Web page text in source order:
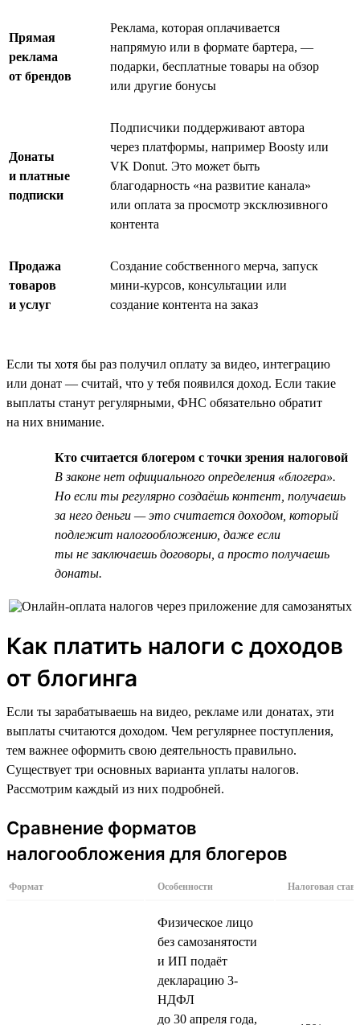
Прямая
реклама
от брендов
Реклама, которая оплачивается
напрямую или в формате бартера, —
подарки, бесплатные товары на обзор
или другие бонусы
Донаты
и платные
подписки
Подписчики поддерживают автора
через платформы, например Boosty или
VK Donut. Это может быть
благодарность «на развитие канала»
или оплата за просмотр эксклюзивного
контента
Продажа
товаров
и услуг
Создание собственного мерча, запуск
мини-курсов, консультации или
создание контента на заказ
Если ты хотя бы раз получил оплату за видео, интеграцию
или донат — считай, что у тебя появился доход. Если такие
выплаты станут регулярными, ФНС обязательно обратит
на них внимание.
Кто считается блогером с точки зрения налоговой
В законе нет официального определения «блогера».
Но если ты регулярно создаёшь контент, получаешь
за него деньги — это считается доходом, который
подлежит налогообложению, даже если
ты не заключаешь договоры, а просто получаешь
донаты.
Как платить налоги с доходов
от блогинга
Если ты зарабатываешь на видео, рекламе или донатах, эти
выплаты считаются доходом. Чем регулярнее поступления,
тем важнее оформить свою деятельность правильно.
Существует три основных варианта уплаты налогов.
Рассмотрим каждый из них подробней.
Сравнение форматов
налогообложения для блогеров
Формат Особенности Налоговая
Физическое лицо
без самозанятости
и ИП подаёт
декларацию 3-
НДФЛ
до 30 апреля года,